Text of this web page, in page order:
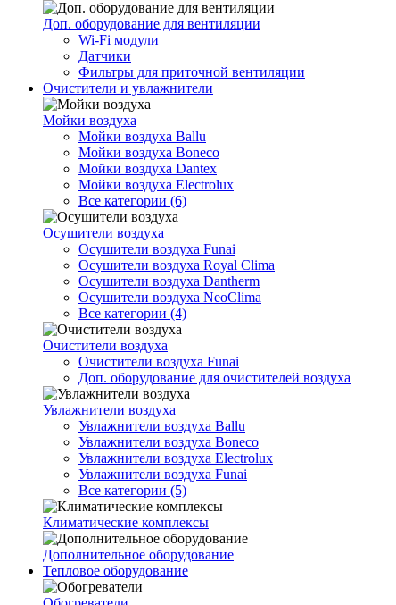
Доп. оборудование для вентиляции
Wi-Fi модули
Датчики
Фильтры для приточной вентиляции
Очистители и увлажнители
Мойки воздуха
Мойки воздуха Ballu
Мойки воздуха Boneco
Мойки воздуха Dantex
Мойки воздуха Electrolux
Все категории (6)
Осушители воздуха
Осушители воздуха Funai
Осушители воздуха Royal Clima
Осушители воздуха Dantherm
Осушители воздуха NeoClima
Все категории (4)
Очистители воздуха
Очистители воздуха Funai
Доп. оборудование для очистителей воздуха
Увлажнители воздуха
Увлажнители воздуха Ballu
Увлажнители воздуха Boneco
Увлажнители воздуха Electrolux
Увлажнители воздуха Funai
Все категории (5)
Климатические комплексы
Дополнительное оборудование
Тепловое оборудование